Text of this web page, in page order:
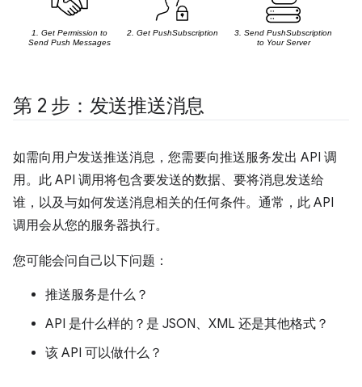
第 2 步：发送推送消息
如需向用户发送推送消息，您需要向推送服务发出 API 调
用。此 API 调用将包含要发送的数据、要将消息发送给
谁，以及与如何发送消息相关的任何条件。通常，此 API
调用会从您的服务器执行。
您可能会问自己以下问题：
推送服务是什么？
API 是什么样的？是 JSON、XML 还是其他格式？
该 API 可以做什么？